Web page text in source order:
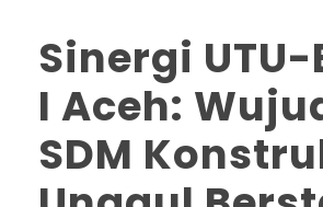
Sinergi UTU-
I Aceh:
SDM